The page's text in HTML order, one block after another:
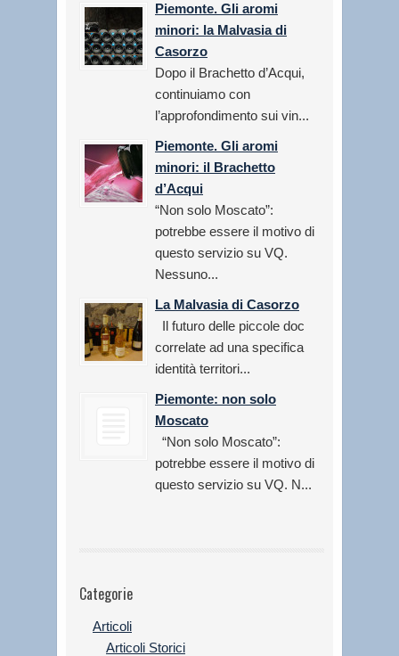
Piemonte. Gli aromi
minori: la Malvasia di
Casorzo
Dopo il Brachetto d’Acqui,
continuiamo con
l’approfondimento sui vin...
Piemonte. Gli aromi
minori: il Brachetto
d’Acqui
“Non solo Moscato”:
potrebbe essere il motivo di
questo servizio su VQ.
Nessuno...
La Malvasia di Casorzo
Il futuro delle piccole doc
correlate ad una specifica
identità territori...
Piemonte: non solo
Moscato
“Non solo Moscato”:
potrebbe essere il motivo di
questo servizio su VQ. N...
Categorie
Articoli
Articoli Storici